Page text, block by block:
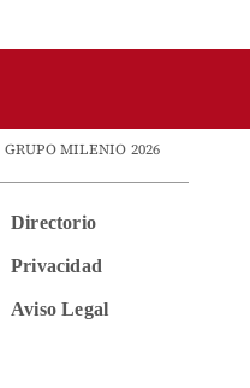
MILENIO 2026
Directorio
Privacidad
Aviso Legal